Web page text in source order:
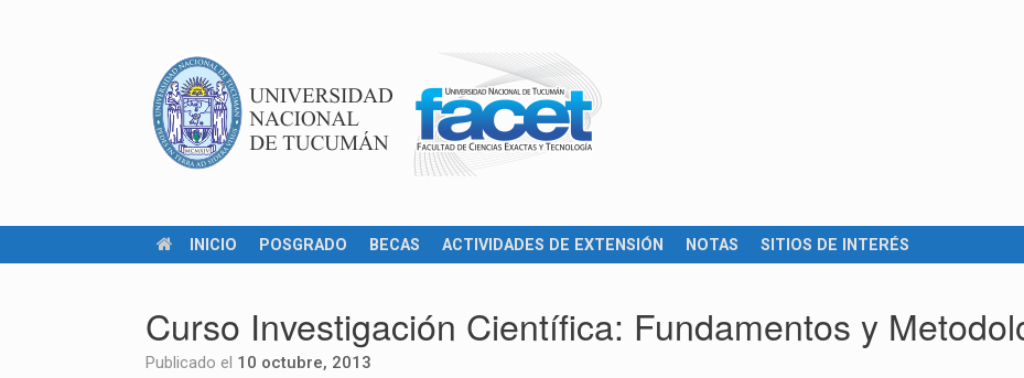
INICIO POSGRADO BECAS ACTIVIDADES DE EXTENSIÓN NOTAS SITIOS DE INTERÉS
Curso Investigación Científica: Fundamentos y
Publicado el 10 octubre, 2013